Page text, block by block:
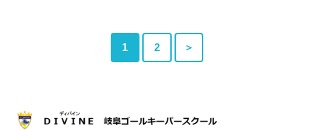
1 2 ＞